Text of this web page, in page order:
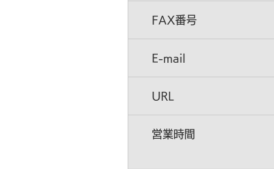
FAX番号
E-mail
URL
営業時間